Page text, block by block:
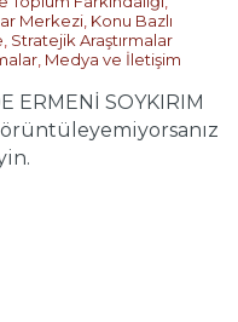
Merkezi, Konu Bazlı
, Stratejik Araştırmalar
, Medya ve İletişim
ERMENİ SOYKIRIM